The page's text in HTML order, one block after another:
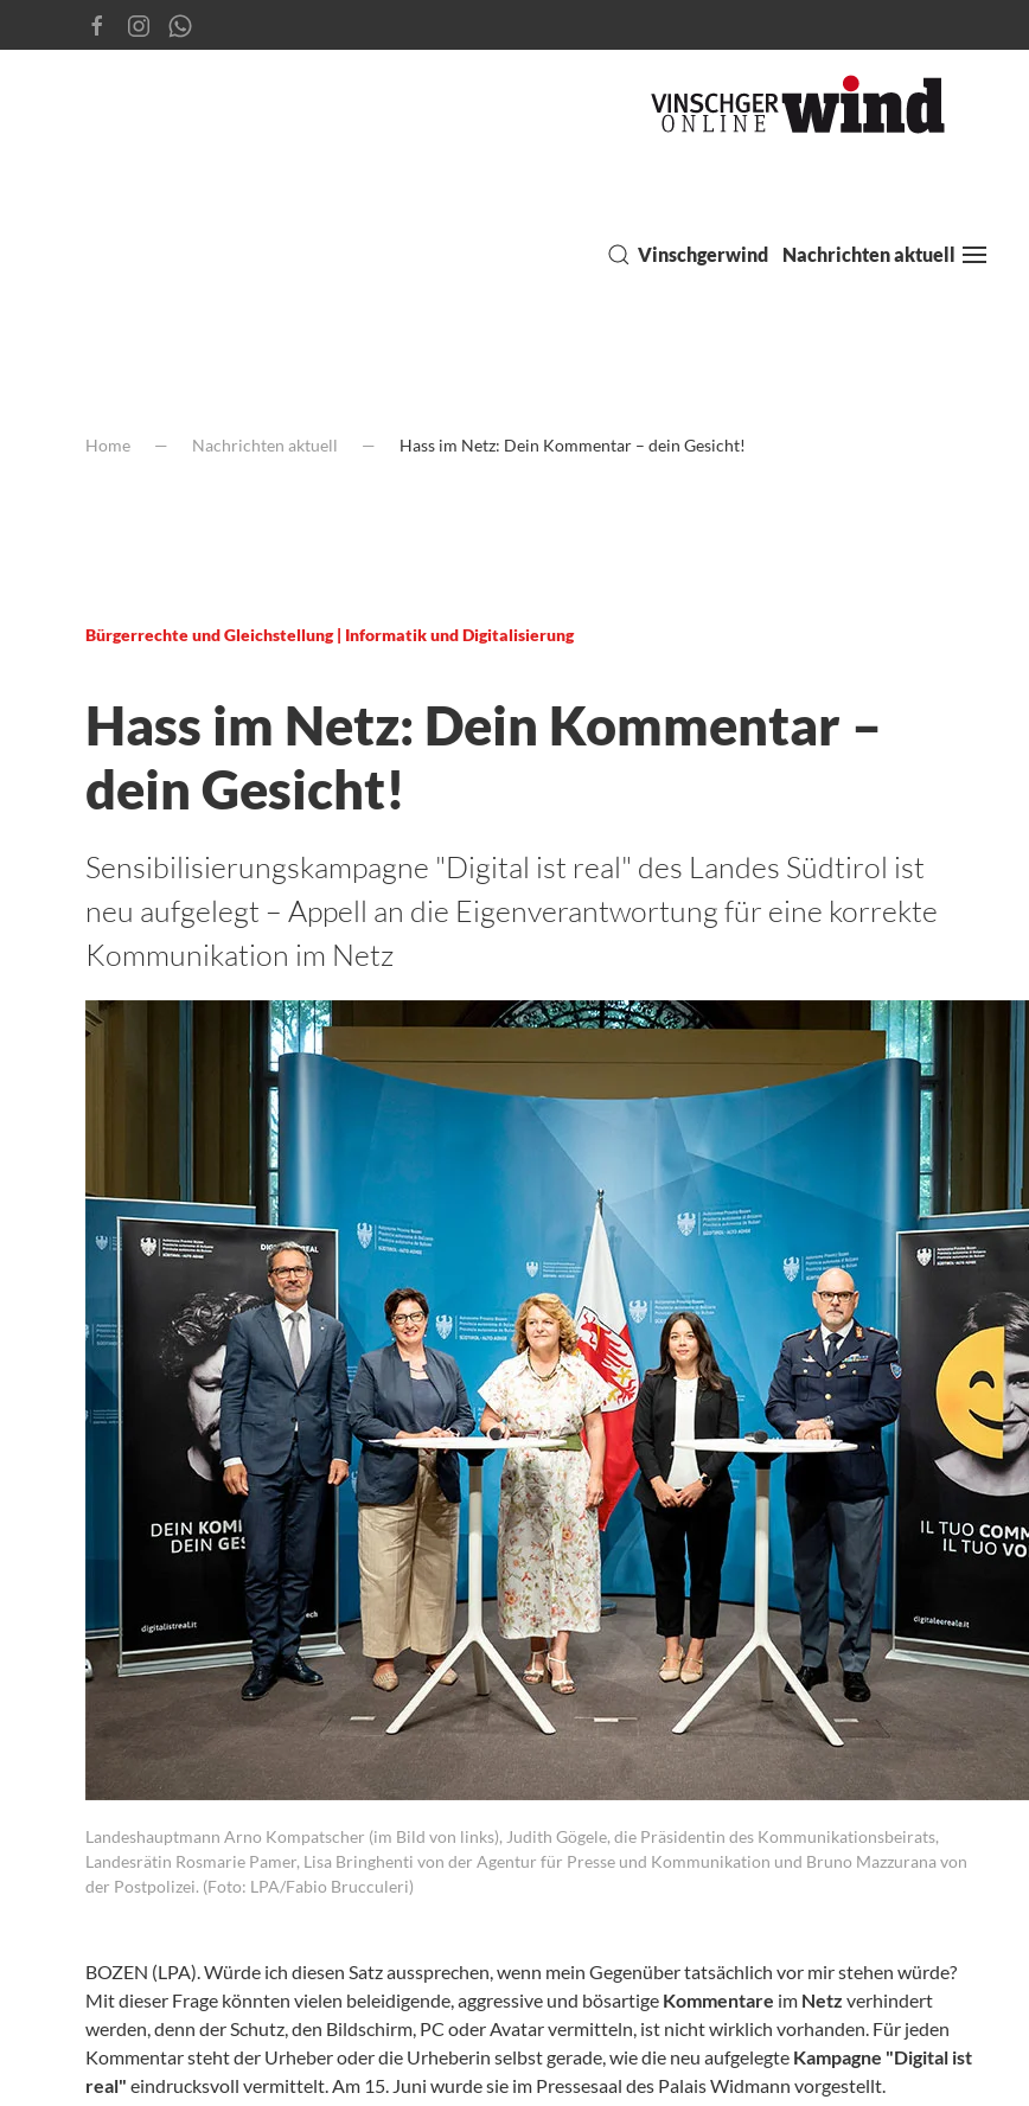
Vinschgerwind Nachrichten aktuell
Home Nachrichten aktuell Hass im Netz: Dein Kommentar – dein Gesicht!
Bürgerrechte und Gleichstellung | Informatik und Digitalisierung
Hass im Netz: Dein Kommentar –
dein Gesicht!
Sensibilisierungskampagne "Digital ist real" des Landes Südtirol ist
neu aufgelegt – Appell an die Eigenverantwortung für eine korrekte
Kommunikation im Netz
Landeshauptmann Arno Kompatscher (im Bild von links), Judith Gögele, die Präsidentin des Kommunikationsbeirats,
Landesrätin Rosmarie Pamer, Lisa Bringhenti von der Agentur für Presse und Kommunikation und Bruno Mazzurana von
der Postpolizei. (Foto: LPA/Fabio Brucculeri)
BOZEN (LPA). Würde ich diesen Satz aussprechen, wenn mein Gegenüber tatsächlich vor mir stehen würde?
Mit dieser Frage könnten vielen beleidigende, aggressive und bösartige Kommentare im Netz verhindert
werden, denn der Schutz, den Bildschirm, PC oder Avatar vermitteln, ist nicht wirklich vorhanden. Für jeden
Kommentar steht der Urheber oder die Urheberin selbst gerade, wie die neu aufgelegte Kampagne "Digital ist
real" eindrucksvoll vermittelt. Am 15. Juni wurde sie im Pressesaal des Palais Widmann vorgestellt.